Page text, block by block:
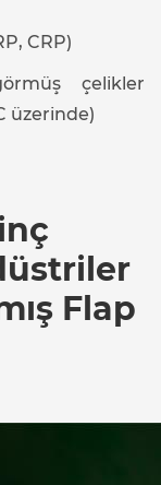
CRP)
çelikler
üzerinde)
Flap